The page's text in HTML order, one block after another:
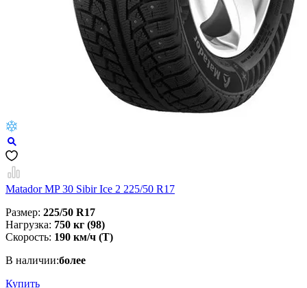
Matador MP 30 Sibir Ice 2 225/50 R17
Размер: 225/50 R17
Нагрузка: 750 кг (98)
Скорость: 190 км/ч (T)
В наличии:более
Купить